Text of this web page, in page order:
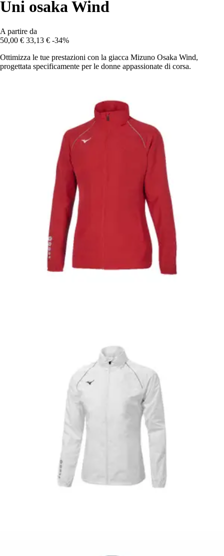
Uni osaka Wind
A partire da
50,00 € 33,13 € -34%
Ottimizza le tue prestazioni con la giacca Mizuno Osaka Wind,
progettata specificamente per le donne appassionate di corsa.